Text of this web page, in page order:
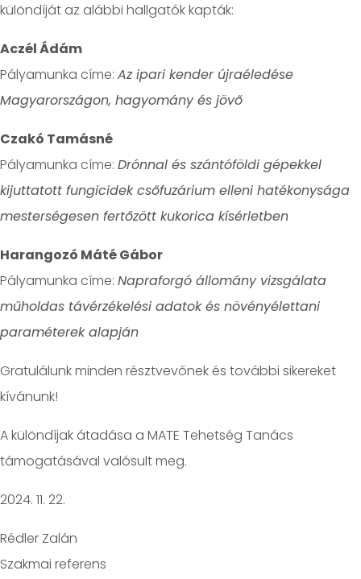
különdíját az alábbi hallgatók kapták:
Aczél Ádám
Pályamunka címe: Az ipari kender újraéledése
Magyarországon, hagyomány és jövő
Czakó Tamásné
Pályamunka címe: Drónnal és szántóföldi gépekkel
kijuttatott fungicidek csőfuzárium elleni hatékonysága
mesterségesen fertőzött kukorica kísérletben
Harangozó Máté Gábor
Pályamunka címe: Napraforgó állomány vizsgálata
műholdas távérzékelési adatok és növényélettani
paraméterek alapján
Gratulálunk minden résztvevőnek és további sikereket
kívánunk!
A különdíjak átadása a MATE Tehetség Tanács
támogatásával valósult meg.
2024. 11. 22.
Rédler Zalán
Szakmai referens